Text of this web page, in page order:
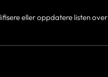
eller oppdatere listen over